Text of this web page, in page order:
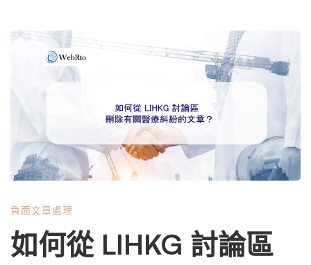
何
從
LIHKG
討
負面文章處理
如何從 LIHKG 討論區